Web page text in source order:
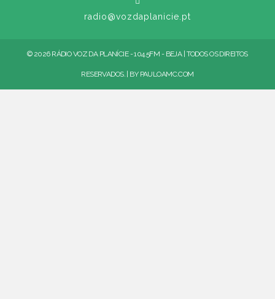
radio@vozdaplanicie.pt
© 2026 RÁDIO VOZ DA PLANÍCIE - 104.5FM - BEJA | TODOS OS DIREITOS
RESERVADOS. | BY PAULOAMC.COM